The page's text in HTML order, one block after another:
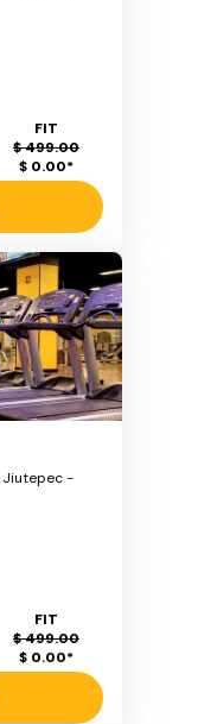
FIT
$ 499.00
$ 0.00*
Jiutepec -
FIT
$ 499.00
$ 0.00*